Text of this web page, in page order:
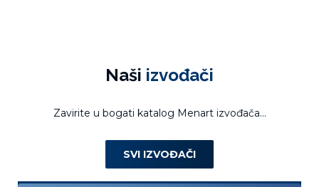
Naši izvođači
Zavirite u bogati katalog Menart izvođača...
SVI IZVOĐAČI